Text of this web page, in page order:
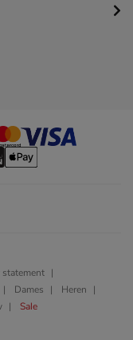
statement
Dames
Heren
Sale